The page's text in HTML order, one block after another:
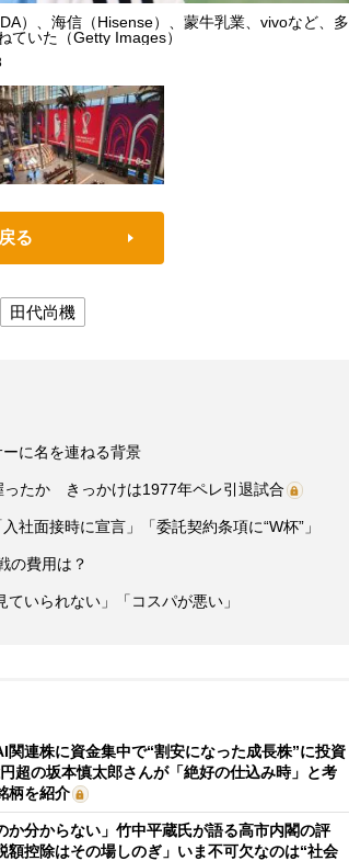
）、海信（Hisense）、蒙牛乳業、vivoなど、多
ていた（Getty Images）
る
田代尚機
に名を連ねる背景
ったか きっかけは1977年ペレ引退試合
面接時に宣言」「委託契約条項に“W杯”」
の費用は？
いられない」「コスパが悪い」
関連株に資金集中で“割安になった成長株”に投資
超の坂本慎太郎さんが「絶好の仕込み時」と考
柄を紹介
か分からない」竹中平蔵氏が語る高市内閣の評
控除はその場しのぎ」いま不可欠なのは“社会